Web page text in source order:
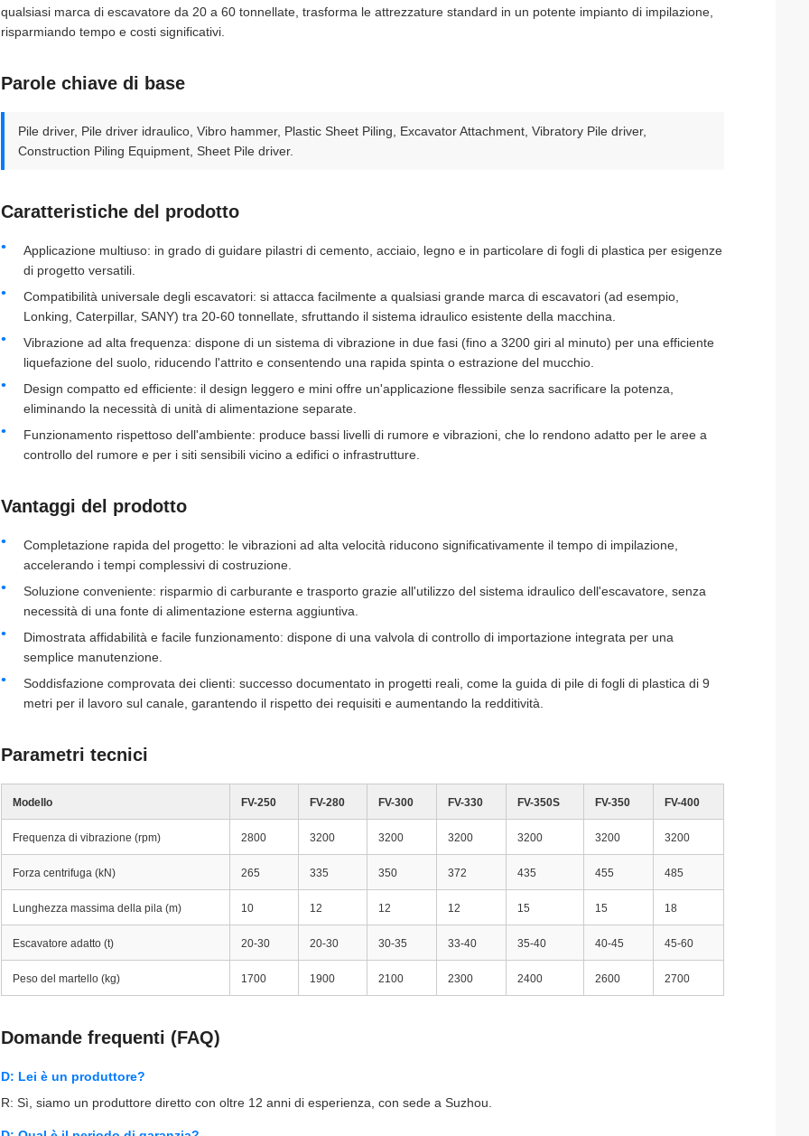
qualsiasi marca di escavatore da 20 a 60 tonnellate, trasforma le attrezzature standard in un potente impianto di impilazione,
risparmiando tempo e costi significativi.
Parole chiave di base
Pile driver, Pile driver idraulico, Vibro hammer, Plastic Sheet Piling, Excavator Attachment, Vibratory Pile driver,
Construction Piling Equipment, Sheet Pile driver.
Caratteristiche del prodotto
Applicazione multiuso: in grado di guidare pilastri di cemento, acciaio, legno e in particolare di fogli di plastica per esigenze
di progetto versatili.
Compatibilità universale degli escavatori: si attacca facilmente a qualsiasi grande marca di escavatori (ad esempio,
Lonking, Caterpillar, SANY) tra 20-60 tonnellate, sfruttando il sistema idraulico esistente della macchina.
Vibrazione ad alta frequenza: dispone di un sistema di vibrazione in due fasi (fino a 3200 giri al minuto) per una efficiente
liquefazione del suolo, riducendo l'attrito e consentendo una rapida spinta o estrazione del mucchio.
Design compatto ed efficiente: il design leggero e mini offre un'applicazione flessibile senza sacrificare la potenza,
eliminando la necessità di unità di alimentazione separate.
Funzionamento rispettoso dell'ambiente: produce bassi livelli di rumore e vibrazioni, che lo rendono adatto per le aree a
controllo del rumore e per i siti sensibili vicino a edifici o infrastrutture.
Vantaggi del prodotto
Completazione rapida del progetto: le vibrazioni ad alta velocità riducono significativamente il tempo di impilazione,
accelerando i tempi complessivi di costruzione.
Soluzione conveniente: risparmio di carburante e trasporto grazie all'utilizzo del sistema idraulico dell'escavatore, senza
necessità di una fonte di alimentazione esterna aggiuntiva.
Dimostrata affidabilità e facile funzionamento: dispone di una valvola di controllo di importazione integrata per una
semplice manutenzione.
Soddisfazione comprovata dei clienti: successo documentato in progetti reali, come la guida di pile di fogli di plastica di 9
metri per il lavoro sul canale, garantendo il rispetto dei requisiti e aumentando la redditività.
Parametri tecnici
Modello FV-250 FV-280 FV-300 FV-330 FV-350S FV-350 FV-400
Frequenza di vibrazione (rpm) 2800 3200 3200 3200 3200 3200 3200
Forza centrifuga (kN) 265 335 350 372 435 455 485
Lunghezza massima della pila (m) 10 12 12 12 15 15 18
Escavatore adatto (t) 20-30 20-30 30-35 33-40 35-40 40-45 45-60
Peso del martello (kg) 1700 1900 2100 2300 2400 2600 2700
Domande frequenti (FAQ)
D: Lei è un produttore?
R: Sì, siamo un produttore diretto con oltre 12 anni di esperienza, con sede a Suzhou.